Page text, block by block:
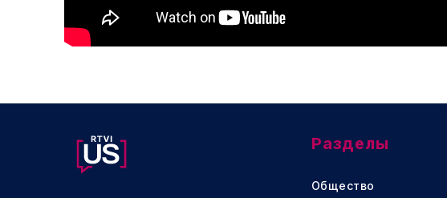
Разделы
Общество